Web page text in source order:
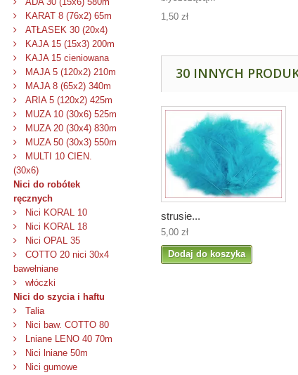
KARAT 8 (76x2) 65m
ATŁASEK 30 (20x4)
KAJA 15 (15x3) 200m
KAJA 15 cieniowana
MAJA 5 (120x2) 210m
MAJA 8 (65x2) 340m
ARIA 5 (120x2) 425m
MUZA 10 (30x6) 525m
MUZA 20 (30x4) 830m
MUZA 50 (30x3) 550m
MULTI 10 CIEN.
(30x6)
Nici do robótek
ręcznych
Nici KORAL 10
Nici KORAL 18
Nici OPAL 35
COTTO 20 nici 30x4
bawełniane
włóczki
Nici do szycia i haftu
Talia
Nici baw. COTTO 80
Lniane LENO 40 70m
Nici lniane 50m
Nici gumowe
1,50 zł
30 INNYCH
strusie...
5,00 zł
Dodaj do koszyka